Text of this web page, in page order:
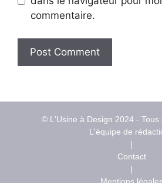
commentaire.
© L'Usine à Design 2024 - Tous
L'équipe de
|
Contact
|